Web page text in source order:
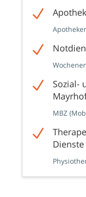
N
N
N
Sozial-
MBZ
N
Dienste